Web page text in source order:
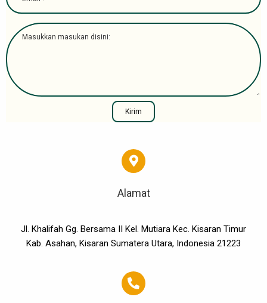
Kirim
Alamat
Jl. Khalifah Gg. Bersama II Kel. Mutiara Kec. Kisaran Timur
Kab. Asahan, Kisaran Sumatera Utara, Indonesia 21223